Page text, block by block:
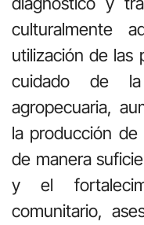
culturalmente
utilización de las
cuidado de
agropecuaria,
la producción
de manera
y el
comunitario,